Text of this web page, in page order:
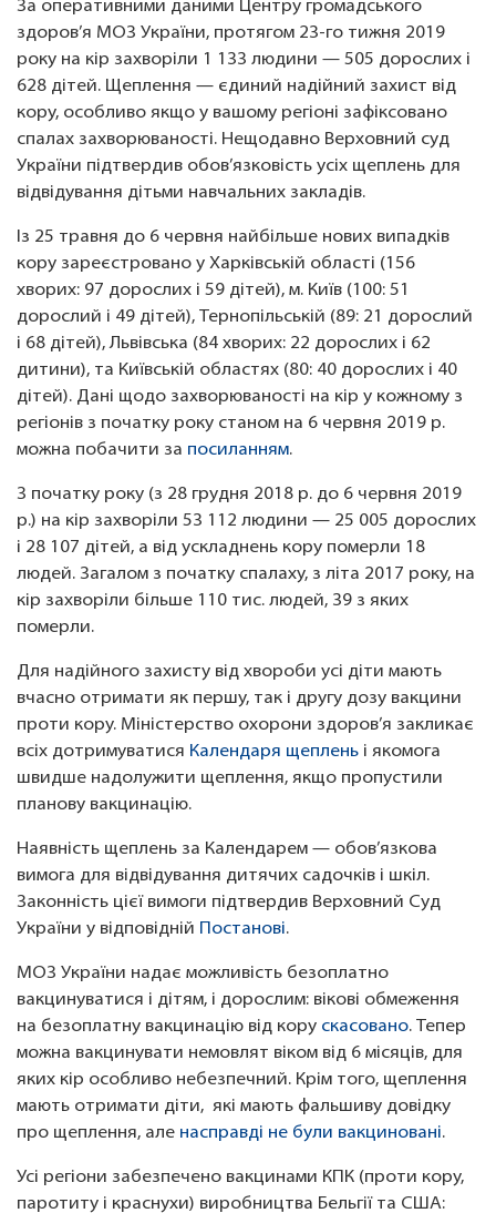
За оперативними даними Центру громадського
здоров’я МОЗ України, протягом 23-го тижня 2019
року на кір захворіли 1 133 людини — 505 дорослих і
628 дітей. Щеплення — єдиний надійний захист від
кору, особливо якщо у вашому регіоні зафіксовано
спалах захворюваності. Нещодавно Верховний суд
України підтвердив обов’язковість усіх щеплень для
відвідування дітьми навчальних закладів.
Із 25 травня до 6 червня найбільше нових випадків
кору зареєстровано у Харківській області (156
хворих: 97 дорослих і 59 дітей), м. Київ (100: 51
дорослий і 49 дітей), Тернопільській (89: 21 дорослий
і 68 дітей), Львівська (84 хворих: 22 дорослих і 62
дитини), та Київській областях (80: 40 дорослих і 40
дітей). Дані щодо захворюваності на кір у кожному з
регіонів з початку року станом на 6 червня 2019 р.
можна побачити за посиланням.
З початку року (з 28 грудня 2018 р. до 6 червня 2019
р.) на кір захворіли 53 112 людини — 25 005 дорослих
і 28 107 дітей, а від ускладнень кору померли 18
людей. Загалом з початку спалаху, з літа 2017 року, на
кір захворіли більше 110 тис. людей, 39 з яких
померли.
Для надійного захисту від хвороби усі діти мають
вчасно отримати як першу, так і другу дозу вакцини
проти кору. Міністерство охорони здоров’я закликає
всіх дотримуватися Календаря щеплень і якомога
швидше надолужити щеплення, якщо пропустили
планову вакцинацію.
Наявність щеплень за Календарем — обов’язкова
вимога для відвідування дитячих садочків і шкіл.
Законність цієї вимоги підтвердив Верховний Суд
України у відповідній Постанові.
МОЗ України надає можливість безоплатно
вакцинуватися і дітям, і дорослим: вікові обмеження
на безоплатну вакцинацію від кору скасовано. Тепер
можна вакцинувати немовлят віком від 6 місяців, для
яких кір особливо небезпечний. Крім того, щеплення
мають отримати діти, які мають фальшиву довідку
про щеплення, але насправді не були вакциновані.
Усі регіони забезпечено вакцинами КПК (проти кору,
паротиту і краснухи) виробництва Бельгії та США: